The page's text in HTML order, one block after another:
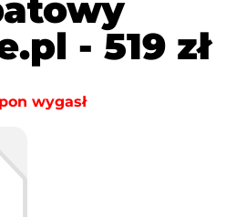
- 519 zł
wygasł